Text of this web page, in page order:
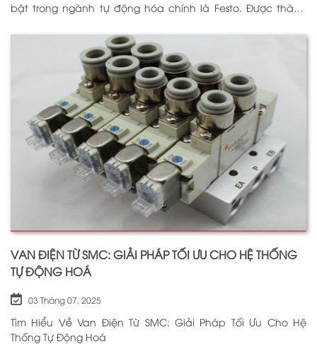
bật trong ngành tự động hóa chính là Festo. Được thành
VAN ĐIỆN TỪ SMC: GIẢI PHÁP TỐI ƯU CHO HỆ THỐNG
TỰ ĐỘNG HOÁ
03 Tháng 07, 2025
Tìm Hiểu Về Van Điện Từ SMC: Giải Pháp Tối Ưu Cho Hệ
Thống Tự Động Hoá